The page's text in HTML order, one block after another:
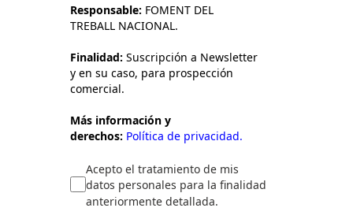
Responsable: FOMENT DEL
TREBALL NACIONAL.
Finalidad: Suscripción a Newsletter
y en su caso, para prospección
comercial.
Más información y
derechos: Política de privacidad.
Acepto el tratamiento de mis
datos personales para la finalidad
anteriormente detallada.